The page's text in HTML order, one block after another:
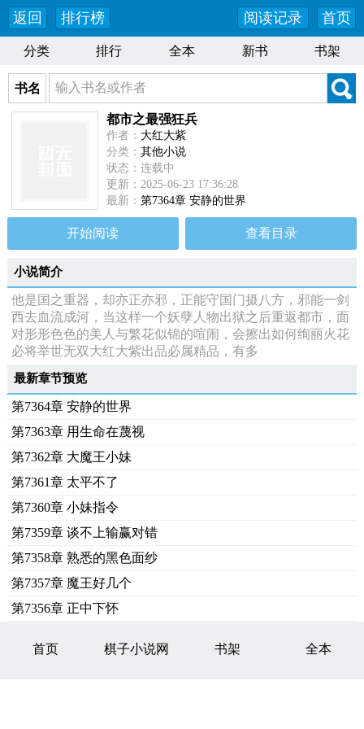
返回 排行榜 首页
阅读记录
分类 排行 全本 新书 书架
书名
都市之最强狂兵
作者： 大红大紫
分类： 其他小说
状态：连载中
更新：2025-06-23 17:36:28
最新： 第7364章 安静的世界
开始阅读 查看目录
小说简介
他是国之重器，却亦正亦邪，正能守国门摄八方，邪能一剑
西去血流成河，当这样一个妖孽人物出狱之后重返都市，面
对形形色色的美人与繁花似锦的喧闹，会擦出如何绚丽火花
必将举世无双大红大紫出品必属精品，有多
最新章节预览
第7364章 安静的世界
第7363章 用生命在蔑视
第7362章 大魔王小妹
第7361章 太平不了
第7360章 小妹指令
第7359章 谈不上输赢对错
第7358章 熟悉的黑色面纱
第7357章 魔王好几个
第7356章 正中下怀
首页 棋子小说网 书架 全本